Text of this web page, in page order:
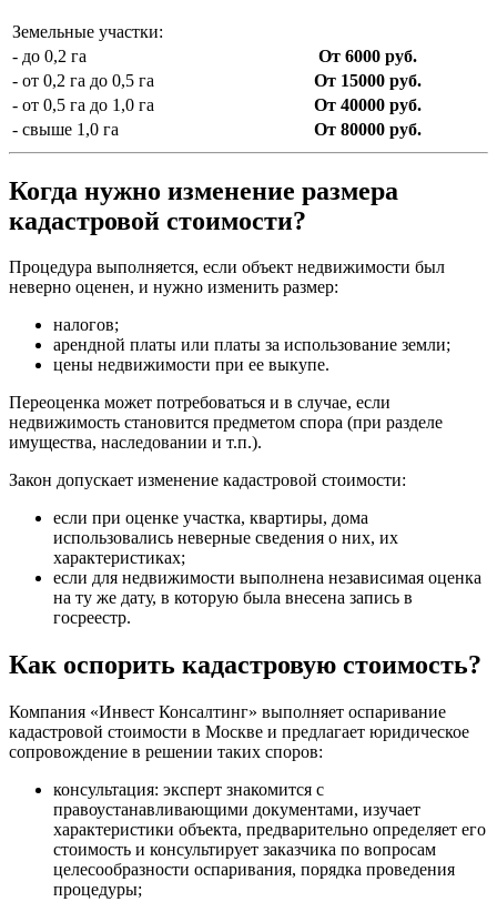
Земельные участки:
- до 0,2 га
От 6000 руб.
- от 0,2 га до 0,5 га
От 15000 руб.
- от 0,5 га до 1,0 га
От 40000 руб.
- свыше 1,0 га
От 80000 руб.
Когда нужно изменение размера
кадастровой стоимости?
Процедура выполняется, если объект недвижимости был
неверно оценен, и нужно изменить размер:
налогов;
арендной платы или платы за использование земли;
цены недвижимости при ее выкупе.
Переоценка может потребоваться и в случае, если
недвижимость становится предметом спора (при разделе
имущества, наследовании и т.п.).
Закон допускает изменение кадастровой стоимости:
если при оценке участка, квартиры, дома
использовались неверные сведения о них, их
характеристиках;
если для недвижимости выполнена независимая оценка
на ту же дату, в которую была внесена запись в
госреестр.
Как оспорить кадастровую стоимость?
Компания «Инвест Консалтинг» выполняет оспаривание
кадастровой стоимости в Москве и предлагает юридическое
сопровождение в решении таких споров:
консультация: эксперт знакомится с
правоустанавливающими документами, изучает
характеристики объекта, предварительно определяет его
стоимость и консультирует заказчика по вопросам
целесообразности оспаривания, порядка проведения
процедуры;